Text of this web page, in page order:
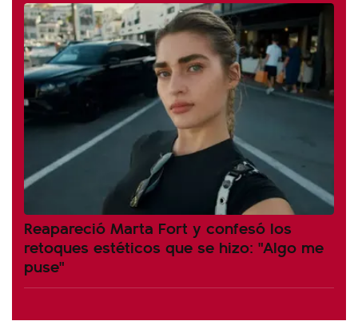
Reapareció Marta Fort y confesó los
retoques estéticos que se hizo: "Algo me
puse"